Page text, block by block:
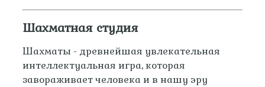
Шахматная студия
Шахматы - древнейшая увлекательная
интеллектуальная игра, которая
завораживает человека и в нашу эру